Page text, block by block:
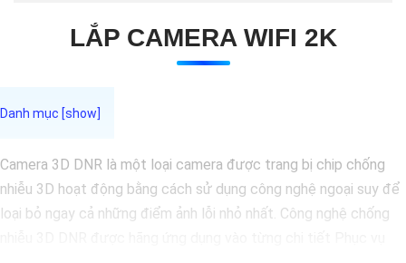
LẮP CAMERA WIFI 2K
Camera 3D DNR là một loại camera được trang bị chip chống
nhiễu 3D hoạt động bằng cách sử dụng công nghệ ngoại suy để
loại bỏ ngay cả những điểm ảnh lỗi nhỏ nhất. Công nghệ chống